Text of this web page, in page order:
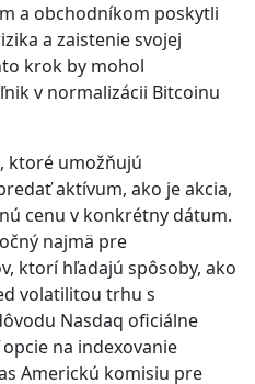
a obchodníkom poskytli
a zaistenie svojej
krok by mohol
v normalizácii Bitcoinu
ktoré umožňujú
aktívum, ako je akcia,
cenu v konkrétny dátum.
najmä pre
ktorí hľadajú spôsoby, ako
volatilitou trhu s
Nasdaq oficiálne
na indexovanie
Americkú komisiu pre